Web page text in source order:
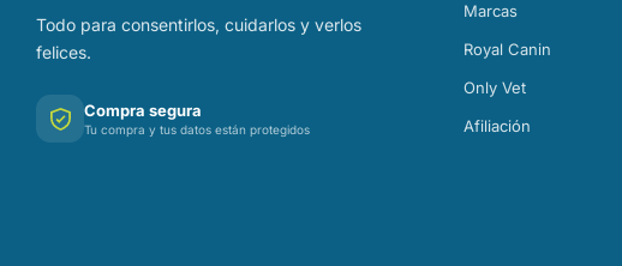
Todo para consentirlos, cuidarlos y verlos
felices.
Compra segura
Tu compra y tus datos están protegidos
Marcas
Royal Canin
Only Vet
Afiliación